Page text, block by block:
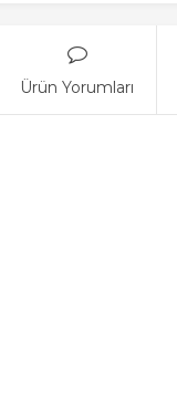
Ürün Yorumları